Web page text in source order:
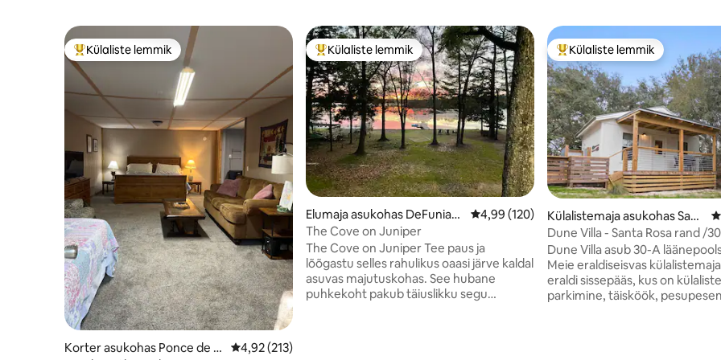
Külaliste suur lemmik
Külaliste lemmik
Korter asukohas Ponce de L
Keskmine hinnang 4,92/5, 213 hinnangut
4,92 (213)
Külaliste suur lemmik
Külaliste lemmik
Elumaja asukohas DeFuniak
Springs
Keskmine hinnang 4,99/5, 120 hinnangut
4,99 (120)
The Cove on Juniper
The Cove on Juniper Tee paus ja
lõõgastu selles rahulikus oaasi järve kaldal
asuvas majutuskohas. See hubane
puhkekoht pakub täiuslikku segu
Külaliste suur lemmik
Külaliste lemmik
Külalistemaja asukohas Sant
a Rosa Beach
Dune Villa - Santa Rosa rand /
Dune Villa asub 30-A
Meie eraldiseisvas
eraldi sissepääs, kus on külaliste
parkimine, täisköök,